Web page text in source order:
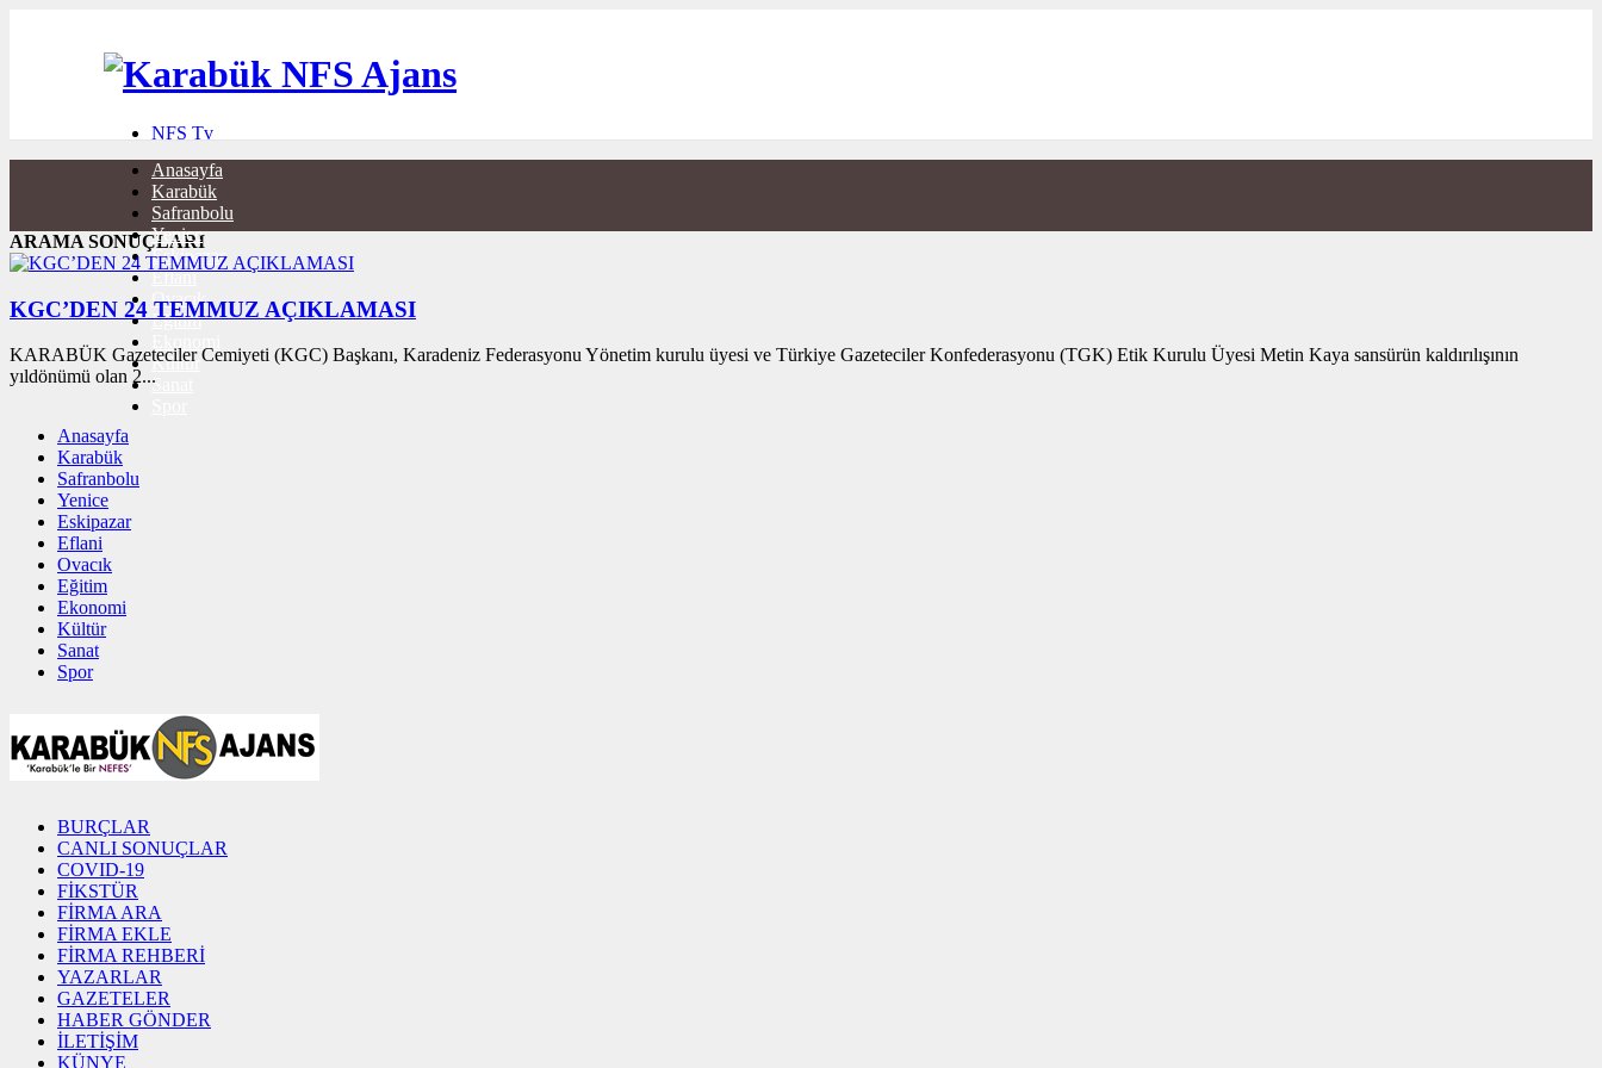
NFS Tv
HABER VER
BURÇLAR
İLETİŞİM
Anasayfa
Karabük
Safranbolu
Yenice
Eskipazar
Eflani
Ovacık
Eğitim
Kültür
Sanat
ARAMA SONUÇLARI
KGC’DEN 24 TEMMUZ AÇIKLAMASI
KARABÜK Gazeteciler Cemiyeti (KGC) Başkanı, Karadeniz Federasyonu Yönetim kurulu üyesi ve Türkiye Gazeteciler Konfederasyonu (TGK) Etik Kurulu Üyesi Metin Kaya sansürün kaldırılışının
yıldönümü olan 2...
Anasayfa
Karabük
Safranbolu
Yenice
Eskipazar
Eflani
Ovacık
Eğitim
Ekonomi
Kültür
Sanat
Spor
BURÇLAR
CANLI SONUÇLAR
COVID-19
FİKSTÜR
FİRMA ARA
FİRMA EKLE
FİRMA REHBERİ
YAZARLAR
GAZETELER
HABER GÖNDER
İLETİŞİM
KÜNYE